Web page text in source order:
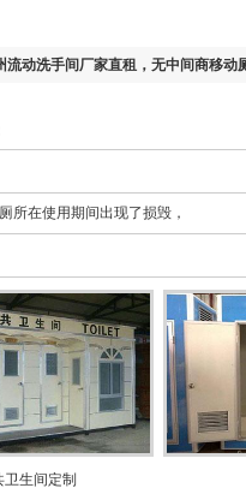
流动洗手间厂家直租，无中间商移动
所在使用期间出现了损毁，
卫生间定制